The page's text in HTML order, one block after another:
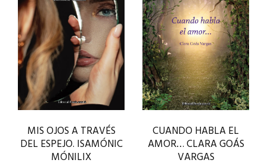
MIS OJOS A TRAVÉS
DEL ESPEJO. ISAMÓNIC
MÓNILIX
CUANDO HABLA EL
AMOR… CLARA GOÁS
VARGAS